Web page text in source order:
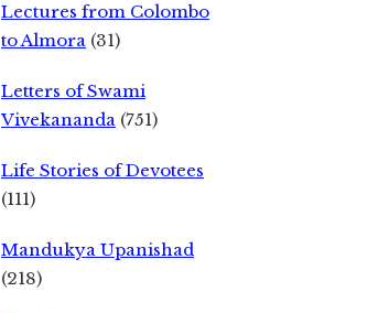
Lectures from Colombo
to Almora (31)
Letters of Swami
Vivekananda (751)
Life Stories of Devotees
(111)
Mandukya Upanishad
(218)